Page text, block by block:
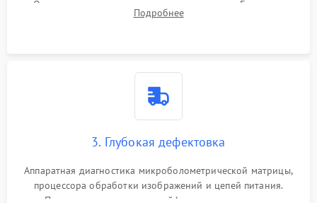
Очистка внутренних плат от окислов и пыли. Бережная
обработка германиевого объектива специализированными
Подробнее
3. Глубокая дефектовка
Аппаратная диагностика микроболометрической матрицы,
процессора обработки изображений и цепей питания.
Проверка целостности шлейфов, модуля памяти и